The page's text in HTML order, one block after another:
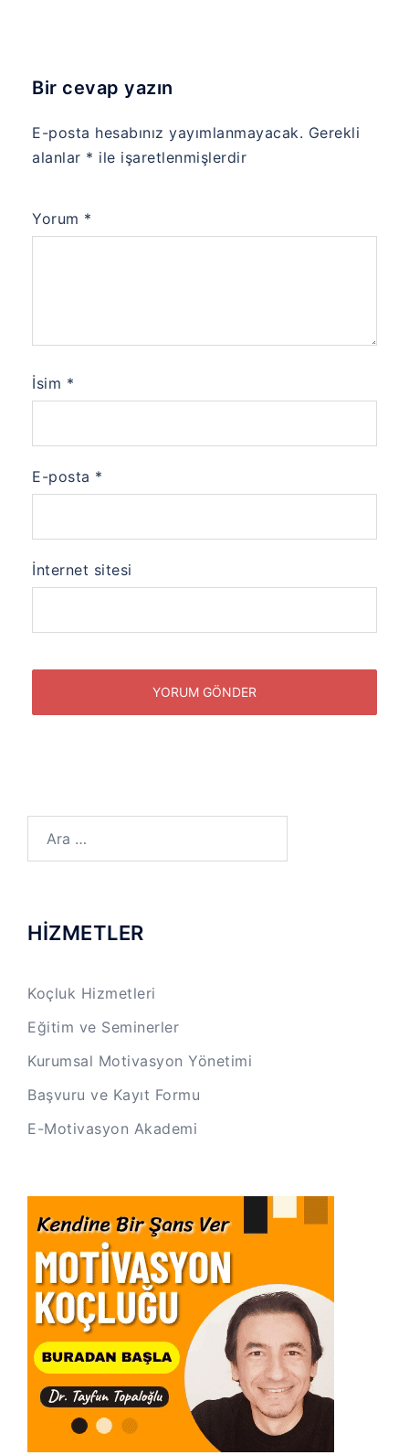
Bir cevap yazın
E-posta hesabınız yayımlanmayacak. Gerekli
alanlar * ile işaretlenmişlerdir
Yorum *
İsim *
E-posta *
İnternet sitesi
HİZMETLER
Koçluk Hizmetleri
Eğitim ve Seminerler
Kurumsal Motivasyon Yönetimi
Başvuru ve Kayıt Formu
E-Motivasyon Akademi